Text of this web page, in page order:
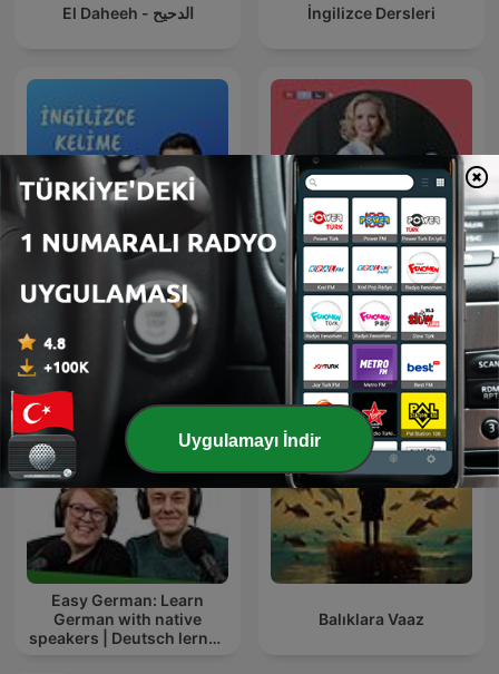
El Daheeh - الدحيح İngilizce Dersleri
İngilizce Kelime Dersleri
Dr. Anne Fleck -
Gesundheit und
Ernährung
Easy German: Learn
German with native
speakers | Deutsch lernen
Balıklara Vaaz
Uygulamayı İndir